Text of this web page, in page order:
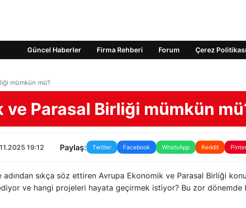
Güncel Haberler Firma Rehberi Forum Çerez Politikası
mümkün mü?
ve Parasal Birliği mümkün
19:12 Paylaş: Twitter Facebook WhatsApp Reddit
sıkça söz ettiren Avrupa Ekonomik ve Parasal Birliği
ve hangi projeleri hayata geçirmek istiyor? Bu zor dönemde